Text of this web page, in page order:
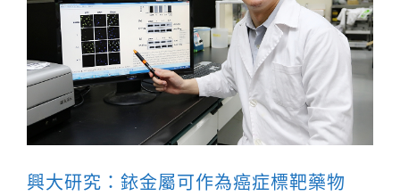
興大研究：銥金屬可作為癌症標靶藥物